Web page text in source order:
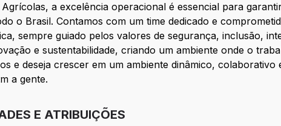
a excelência operacional é essencial para
o Brasil. Contamos com um time dedicado e
sempre guiado pelos valores de segurança, inclusão,
e sustentabilidade, criando um ambiente onde o
e deseja crescer em um ambiente dinâmico,
a gente.
E ATRIBUIÇÕES